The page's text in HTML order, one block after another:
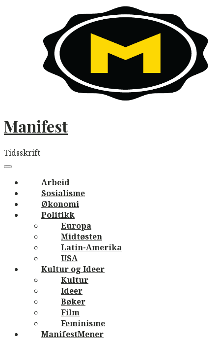
Manifest
Tidsskrift
navigation
Menu
Arbeid
Sosialisme
Økonomi
Politikk
Europa
Midtøsten
Latin-Amerika
USA
Kultur og Ideer
Kultur
Ideer
Bøker
Film
Feminisme
ManifestMener